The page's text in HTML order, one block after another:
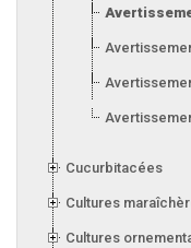
Cucurbitacées
Cultures
Cultures